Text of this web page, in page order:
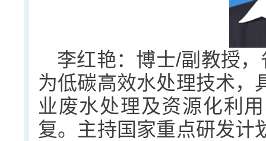
李红艳：博士/副教授
为低碳高效水处理技术，
业废水处理及资源化利
复。主持国家重点研发计